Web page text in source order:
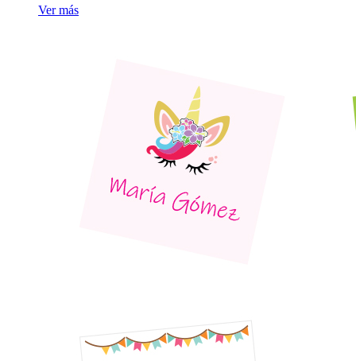
Ver más